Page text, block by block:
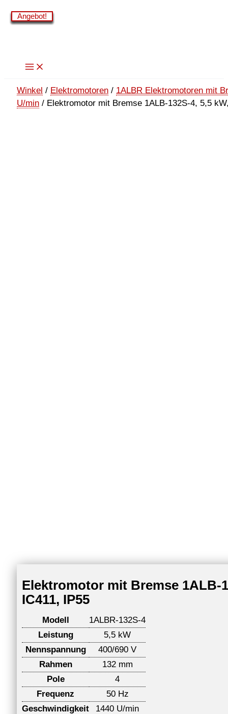
Zum
Inhalt
Winkel / Elektromotoren / 1ALBR Elektromotoren mit
U/min / Elektromotor mit Bremse 1ALB-132S-4, 5,5
Elektromotor mit Bremse 1ALB-
IC411, IP55
Modell
1ALBR-132S-4
Leistung
5,5 kW
Nennspannung
400/690 V
Rahmen
132 mm
Pole
4
Frequenz
50 Hz
Geschwindigkeit
1440 U/min
Angebot!
Angebot!
Angebot!
Angebot!
Angebot!
Angebot!
Angebot!
Angebot!